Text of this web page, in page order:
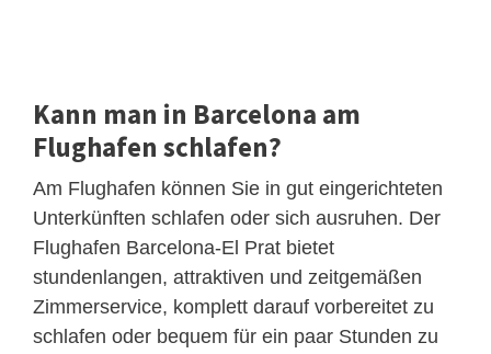
Kann man in Barcelona am
Flughafen schlafen?
Am Flughafen können Sie in gut eingerichteten
Unterkünften schlafen oder sich ausruhen. Der
Flughafen Barcelona-El Prat bietet
stundenlangen, attraktiven und zeitgemäßen
Zimmerservice, komplett darauf vorbereitet zu
schlafen oder bequem für ein paar Stunden zu